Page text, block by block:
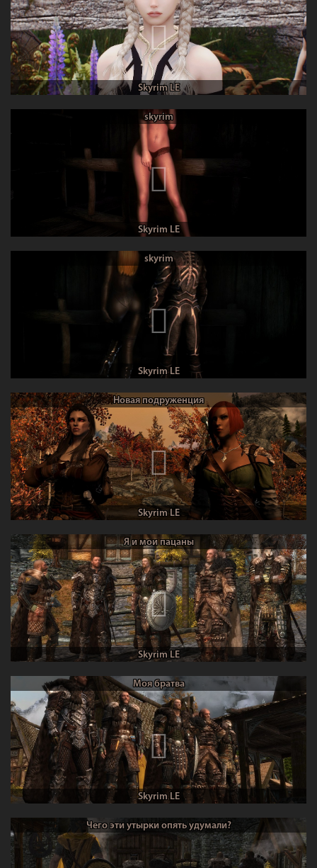
Skyrim LE
skyrim
Skyrim LE
skyrim
Skyrim LE
Новая подруженция
Skyrim LE
Я и мои пацаны
Skyrim LE
Моя братва
Skyrim LE
Чего эти утырки опять удумали?